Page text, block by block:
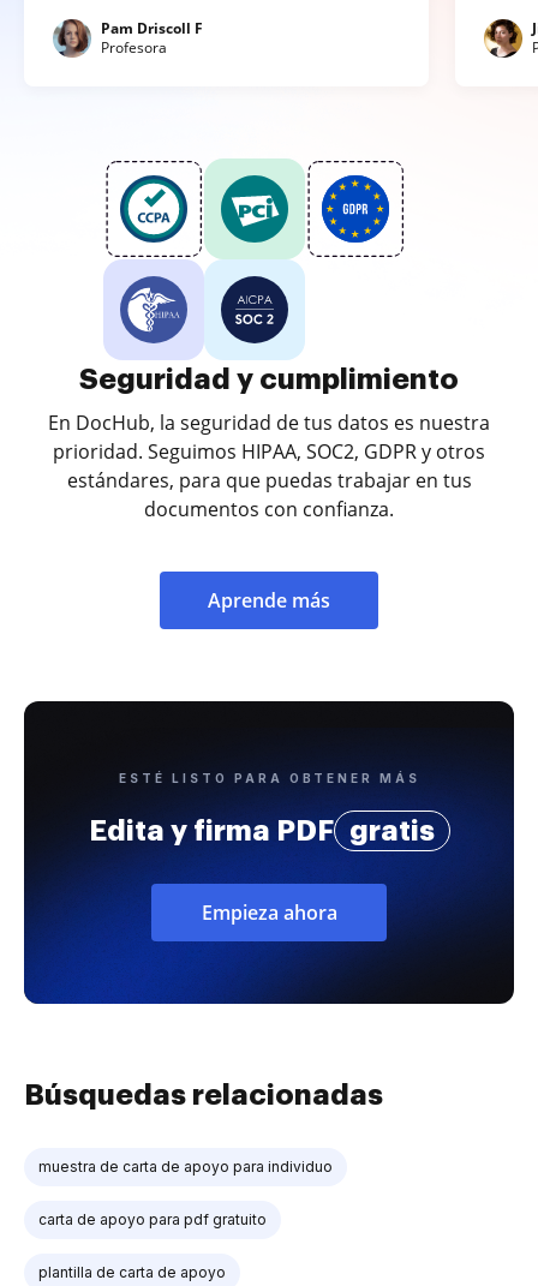
Pam Driscoll F
Profesora
Seguridad y cumplimiento
En DocHub, la seguridad de tus datos es nuestra
prioridad. Seguimos HIPAA, SOC2, GDPR y otros
estándares, para que puedas trabajar en tus
documentos con confianza.
Aprende más
ESTÉ LISTO PARA OBTENER MÁS
Edita y firma PDF gratis
Empieza ahora
Búsquedas relacionadas
muestra de carta de apoyo para individuo
carta de apoyo para pdf gratuito
plantilla de carta de apoyo